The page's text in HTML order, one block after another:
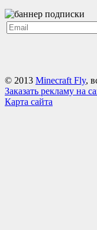
© 2013 Minecraft Fly,
Заказать рекламу на
Карта сайта